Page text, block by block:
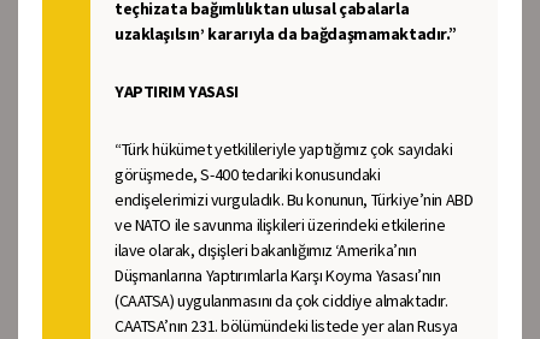
teçhizata bağımlılıktan ulusal çabalarla
uzaklaşılsın’ kararıyla da bağdaşmamaktadır.”
YAPTIRIM YASASI
“Türk hükümet yetkilileriyle yaptığımız çok sayıdaki
görüşmede, S-400 tedariki konusundaki
endişelerimizi vurguladık. Bu konunun, Türkiye’nin ABD
ve NATO ile savunma ilişkileri üzerindeki etkilerine
ilave olarak, dışişleri bakanlığımız ‘Amerika’nın
Düşmanlarına Yaptırımlarla Karşı Koyma Yasası’nın
(CAATSA) uygulanmasını da çok ciddiye almaktadır.
CAATSA’nın 231. bölümündeki listede yer alan Rusya